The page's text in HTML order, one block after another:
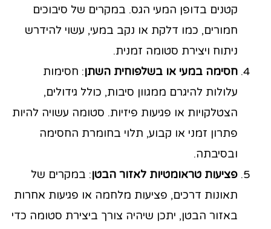
קטנים בדופן המעי הגס. במקרים של סיבוכים
חמורים, כמו דלקת או נקב במעי, עשוי להידרש
ניתוח ויצירת סטומה זמנית.
חסימה במעי או בשלפוחית השתן: חסימות
עלולות להיגרם ממגוון סיבות, כולל גידולים,
הצטלקויות או פגיעות פיזיות. סטומה עשויה להיות
פתרון זמני או קבוע, תלוי בחומרת החסימה
ובסיבתה.
פציעות טראומטיות לאזור הבטן: במקרים של
תאונות דרכים, פציעות מלחמה או פגיעות אחרות
באזור הבטן, יתכן שיהיה צורך ביצירת סטומה כדי